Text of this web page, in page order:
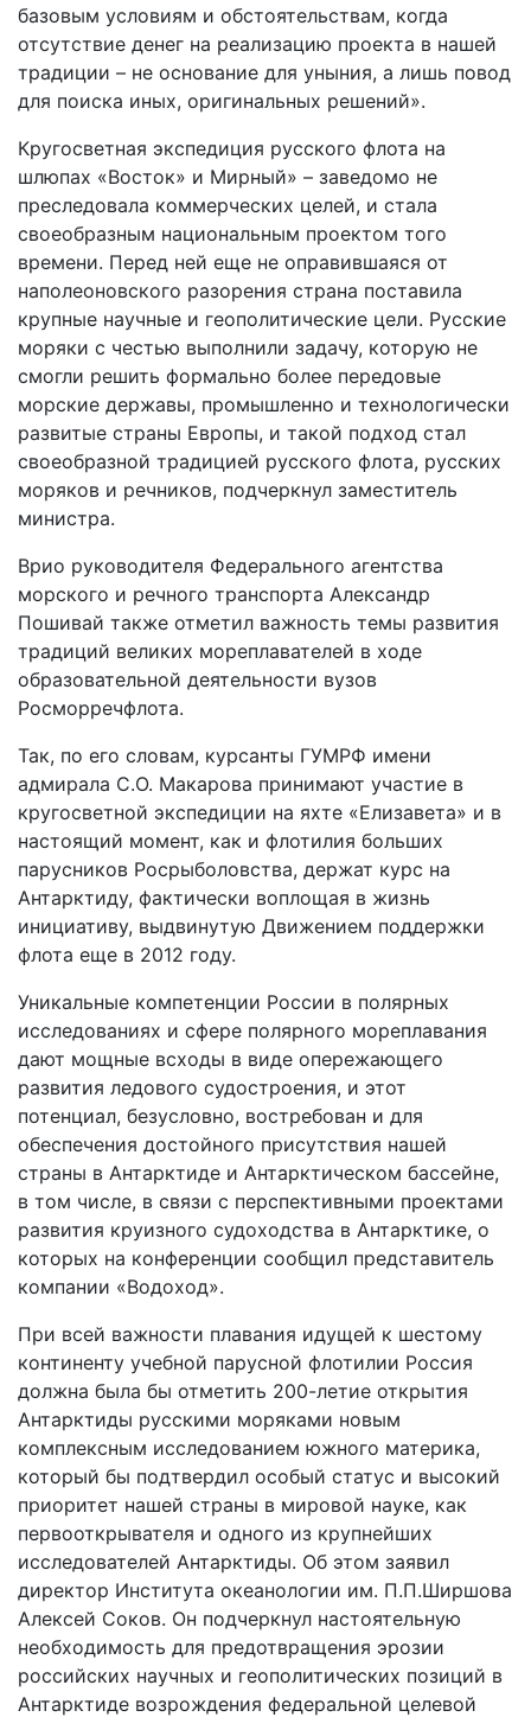
базовым условиям и обстоятельствам, когда
отсутствие денег на реализацию проекта в нашей
традиции – не основание для уныния, а лишь повод
для поиска иных, оригинальных решений».
Кругосветная экспедиция русского флота на
шлюпах «Восток» и Мирный» – заведомо не
преследовала коммерческих целей, и стала
своеобразным национальным проектом того
времени. Перед ней еще не оправившаяся от
наполеоновского разорения страна поставила
крупные научные и геополитические цели. Русские
моряки с честью выполнили задачу, которую не
смогли решить формально более передовые
морские державы, промышленно и технологически
развитые страны Европы, и такой подход стал
своеобразной традицией русского флота, русских
моряков и речников, подчеркнул заместитель
министра.
Врио руководителя Федерального агентства
морского и речного транспорта Александр
Пошивай также отметил важность темы развития
традиций великих мореплавателей в ходе
образовательной деятельности вузов
Росморречфлота.
Так, по его словам, курсанты ГУМРФ имени
адмирала С.О. Макарова принимают участие в
кругосветной экспедиции на яхте «Елизавета» и в
настоящий момент, как и флотилия больших
парусников Росрыболовства, держат курс на
Антарктиду, фактически воплощая в жизнь
инициативу, выдвинутую Движением поддержки
флота еще в 2012 году.
Уникальные компетенции России в полярных
исследованиях и сфере полярного мореплавания
дают мощные всходы в виде опережающего
развития ледового судостроения, и этот
потенциал, безусловно, востребован и для
обеспечения достойного присутствия нашей
страны в Антарктиде и Антарктическом бассейне,
в том числе, в связи с перспективными проектами
развития круизного судоходства в Антарктике, о
которых на конференции сообщил представитель
компании «Водоход».
При всей важности плавания идущей к шестому
континенту учебной парусной флотилии Россия
должна была бы отметить 200-летие открытия
Антарктиды русскими моряками новым
комплексным исследованием южного материка,
который бы подтвердил особый статус и высокий
приоритет нашей страны в мировой науке, как
первооткрывателя и одного из крупнейших
исследователей Антарктиды. Об этом заявил
директор Института океанологии им. П.П.Ширшова
Алексей Соков. Он подчеркнул настоятельную
необходимость для предотвращения эрозии
российских научных и геополитических позиций в
Антарктиде возрождения федеральной целевой